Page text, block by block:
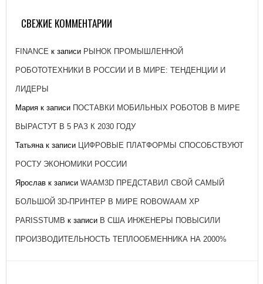
26 ЯНВАРЯ, 2021
СВЕЖИЕ КОММЕНТАРИИ
FINANCE к записи РЫНОК ПРОМЫШЛЕННОЙ
РОБОТОТЕХНИКИ В РОССИИ И В МИРЕ: ТЕНДЕНЦИИ И
ЛИДЕРЫ
Мария к записи ПОСТАВКИ МОБИЛЬНЫХ РОБОТОВ В МИРЕ
ВЫРАСТУТ В 5 РАЗ К 2030 ГОДУ
Татьянак записи ЦИФРОВЫЕ ПЛАТФОРМЫ СПОСОБСТВУЮТ
РОСТУ ЭКОНОМИКИ РОССИИ
Ярослав к записи WAAM3D ПРЕДСТАВИЛ СВОЙ САМЫЙ
БОЛЬШОЙ 3D-ПРИНТЕР В МИРЕ ROBOWAAM XP
PARISSTUMB к записи В США ИНЖЕНЕРЫ ПОВЫСИЛИ
ПРОИЗВОДИТЕЛЬНОСТЬ ТЕПЛООБМЕННИКА НА 2000%